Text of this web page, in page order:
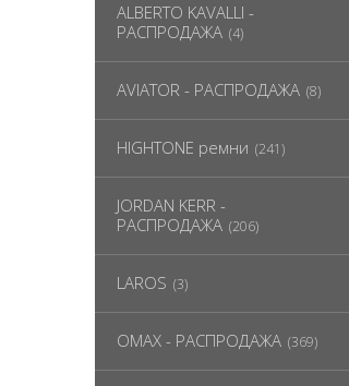
ALBERTO KAVALLI -
РАСПРОДАЖА (4)
AVIATOR - РАСПРОДАЖА (8)
HIGHTONE ремни (241)
JORDAN KERR -
РАСПРОДАЖА (206)
LAROS (3)
OMAX - РАСПРОДАЖА (369)